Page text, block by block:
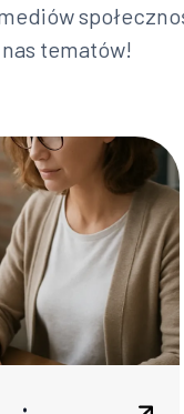
tematów!